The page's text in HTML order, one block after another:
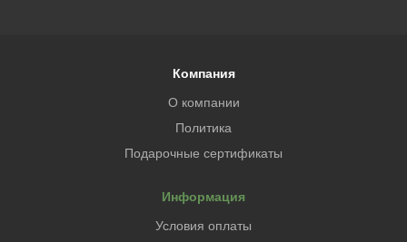
Компания
О компании
Политика
Подарочные сертификаты
Информация
Условия оплаты